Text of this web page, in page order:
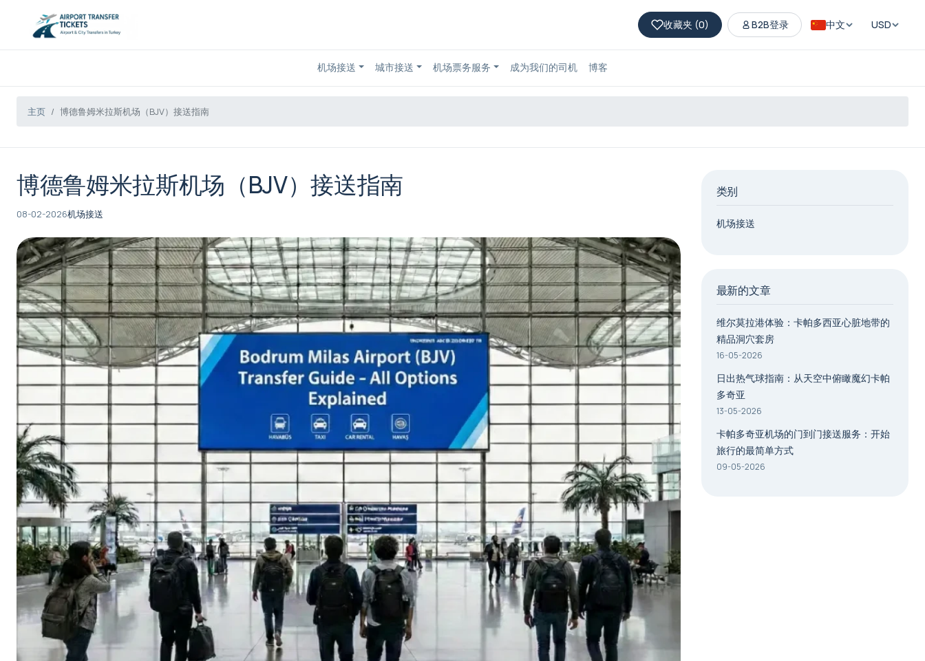
收藏夹 (0) B2B登录 中文 USD
机场接送 城市接送 机场票务服务 成为我们的司机 博客
主页 博德鲁姆米拉斯机场（BJV）接送指南
博德鲁姆米拉斯机场（BJV）接送指南
08-02-2026机场接送
类别
机场接送
最新的文章
维尔莫拉港体验：卡帕多西亚心脏地带的
精品洞穴套房
16-05-2026
日出热气球指南：从天空中俯瞰魔幻卡帕
多奇亚
13-05-2026
卡帕多奇亚机场的门到门接送服务：开始
旅行的最简单方式
09-05-2026